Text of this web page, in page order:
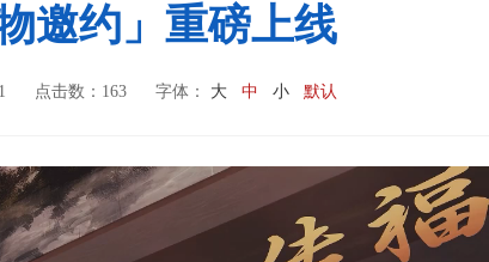
邀约」重磅上线
点击数： 163 字体： 大 中 小 默认